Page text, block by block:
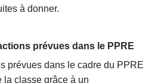
à donner.
prévues dans le PPRE
prévues dans le cadre du PPRE
la classe grâce à un